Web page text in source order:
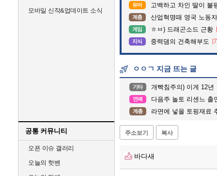
모바일 신작&업데이트 소식
공통 커뮤니티
오픈 이슈 갤러리
오늘의 핫벤
유머 고백하고 차인 딸이 불
계층 산업혁명때 영국 노동
게임 ㅎㅂ) 드래곤소드 근황
지식 중력댐의 건축해부도
ㅇㅇㄱ 지금 뜨는 글
기타 개빡침주의) 이게 12년
연예 다음주 놀토 리센느 출
계층 라면에 넣을 토핑재료
주소보기 복사
바다새